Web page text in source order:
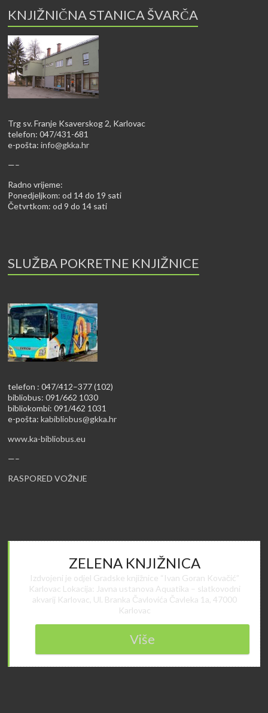
KNJIŽNIČNA STANICA ŠVARČA
Trg sv. Franje Ksaverskog 2, Karlovac
telefon: 047/431-681
e-pošta:info@gkka.hr
—–
Radno vrijeme:
Ponedjeljkom: od 14 do 19 sati
Četvrtkom: od 9 do 14 sati
SLUŽBA POKRETNE KNJIŽNICE
telefon : 047/412–377 (102)
bibliobus: 091/662 1030
bibliokombi: 091/462 1031
e-pošta:kabibliobus@gkka.hr
www.ka-bibliobus.eu
—–
RASPORED VOŽNJE
ZELENA KNJIŽNICA
Izdvojeni je odjel Gradske knjižnice “Ivan Goran Kovačić”
Karlovac Lokacija: Javna ustanova Aquatika – slatkovodni
akvarij Karlovac, Ul. Branka Čavlovića Čavleka 1a, 47000
Karlovac
Više